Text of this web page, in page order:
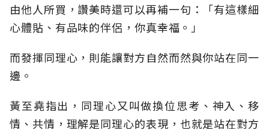
由他人所買，讚美時還可以再補一句：「有這樣細
心體貼、有品味的伴侶，你真幸福。」
而發揮同理心，則能讓對方自然而然與你站在同一
邊。
黃至堯指出，同理心又叫做換位思考、神入、移
情、共情，理解是同理心的表現，也就是站在對方